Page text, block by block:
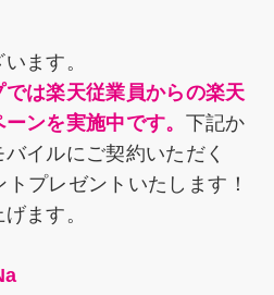
n
y
ます。
は楽天従業員からの楽天
ンを実施中です。 下記か
イルにご契約いただく
プレゼントいたします！
ます。